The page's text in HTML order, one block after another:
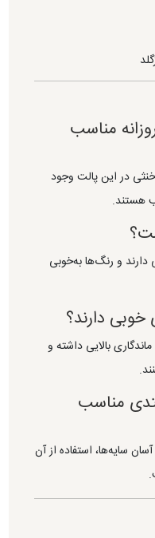
مناسب
در این پالت وجود
هستند.
دارند و رنگ‌ها به‌خوبی
خوبی دارند؟
بالایی داشته و
مناسب
سایه‌ها، استفاده از آن